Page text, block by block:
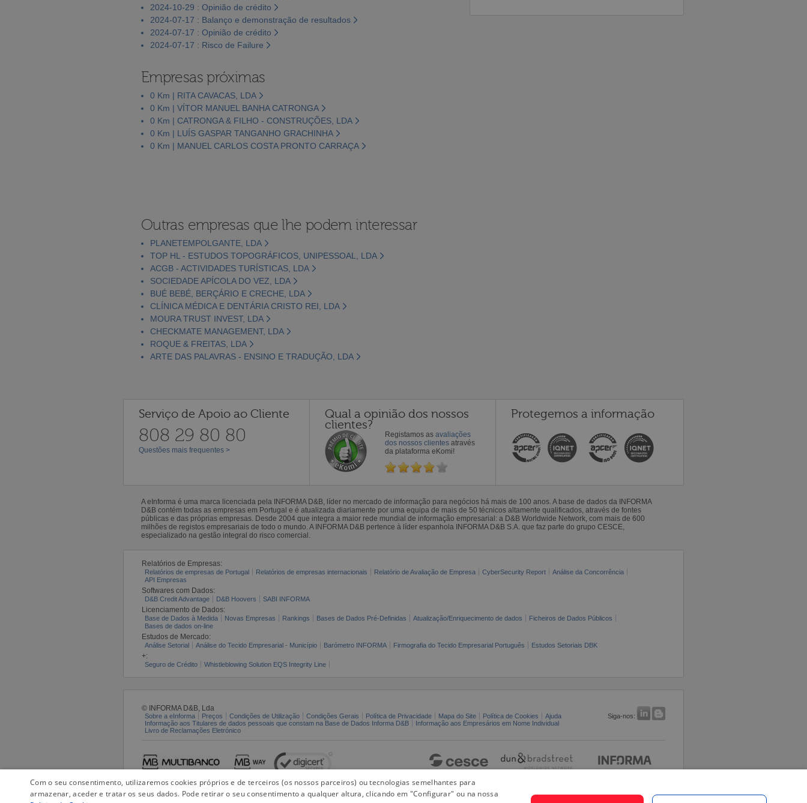
2024-10-29 : Opinião de crédito
2024-07-17 : Balanço e demonstração de resultados
2024-07-17 : Opinião de crédito
2024-07-17 : Risco de Failure
Empresas próximas
0 Km | RITA CAVACAS, LDA
0 Km | VÍTOR MANUEL BANHA CATRONGA
0 Km | CATRONGA & FILHO - CONSTRUÇÕES, LDA
0 Km | LUÍS GASPAR TANGANHO GRACHINHA
0 Km | MANUEL CARLOS COSTA PRONTO CARRAÇA
Outras empresas que lhe podem interessar
PLANETEMPOLGANTE, LDA
TOP HL - ESTUDOS TOPOGRÁFICOS, UNIPESSOAL, LDA
ACGB - ACTIVIDADES TURÍSTICAS, LDA
SOCIEDADE APÍCOLA DO VEZ, LDA
BUÉ BEBÉ, BERÇÁRIO E CRECHE, LDA
CLÍNICA MÉDICA E DENTÁRIA CRISTO REI, LDA
MOURA TRUST INVEST, LDA
CHECKMATE MANAGEMENT, LDA
ROQUE & FREITAS, LDA
ARTE DAS PALAVRAS - ENSINO E TRADUÇÃO, LDA
Serviço de Apoio ao Cliente
808 29 80 80
Questões mais frequentes >
Qual a opinião dos nossos
clientes?
Registamos as avaliações
dos nossos clientes através
da plataforma eKomi!
Protegemos a informação
A eInforma é uma marca licenciada pela INFORMA D&B, líder no mercado de informação para negócios há mais de 100 anos. A base de dados da INFORMA
D&B contém todas as empresas em Portugal e é atualizada diariamente por uma equipa de mais de 50 técnicos altamente qualificados, através de fontes
públicas e das próprias empresas. Desde 2004 que integra a maior rede mundial de informação empresarial: a D&B Worldwide Network, com mais de 600
milhões de registos empresariais de todo o mundo. A INFORMA D&B pertence à líder espanhola INFORMA D&B S.A. que faz parte do grupo CESCE,
especializado na gestão integral do risco comercial.
Relatórios de Empresas:
Relatórios de empresas de Portugal Relatórios de empresas internacionais Relatório de Avaliação de Empresa CyberSecurity Report
Análise da Concorrência
API Empresas
Softwares com Dados:
D&B Credit Advantage D&B Hoovers SABI INFORMA
Licenciamento de Dados:
Base de Dados à Medida Novas Empresas Rankings Bases de Dados Pré-Definidas Atualização/Enriquecimento de dados
Ficheiros de Dados Públicos
Bases de dados on-line
Estudos de Mercado:
Análise Setorial Análise do Tecido Empresarial - Município Barómetro INFORMA Firmografia do Tecido Empresarial Português Estudos Setoriais DBK
+:
Seguro de Crédito Whistleblowing Solution EQS Integrity Line
© INFORMA D&B, Lda
Sobre a eInforma Preços Condições de Utilização Condições Gerais Política de Privacidade Mapa do Site Política de Cookies Ajuda
Siga-nos:
Informação aos Titulares de dados pessoais que constam na Base de Dados Informa D&B
Informação aos Empresários em Nome Individual
Livro de Reclamações Eletrónico
Com o seu consentimento, utilizaremos cookies próprios e de terceiros (os nossos parceiros) ou tecnologias semelhantes para
armazenar, aceder e tratar os seus dados. Pode retirar o seu consentimento a qualquer altura, clicando em "Configurar" ou na nossa